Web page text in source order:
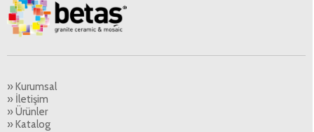
» Kurumsal
» İletişim
» Ürünler
» Katalog